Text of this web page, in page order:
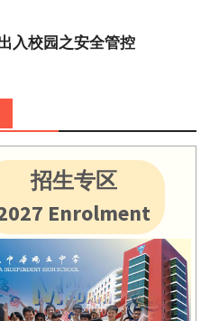
入校园之安全管控
招生专区
Enrolment